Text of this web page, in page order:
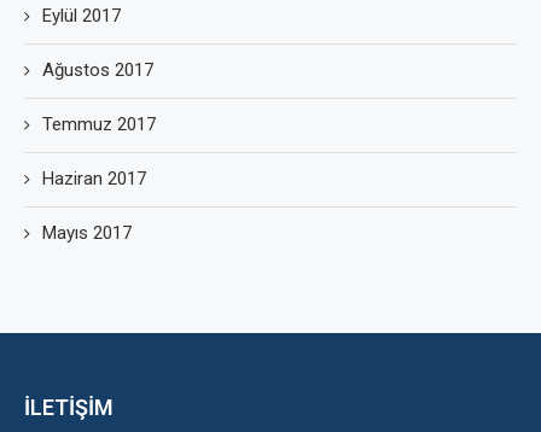
Eylül 2017
Ağustos 2017
Temmuz 2017
Haziran 2017
Mayıs 2017
İLETİŞİM